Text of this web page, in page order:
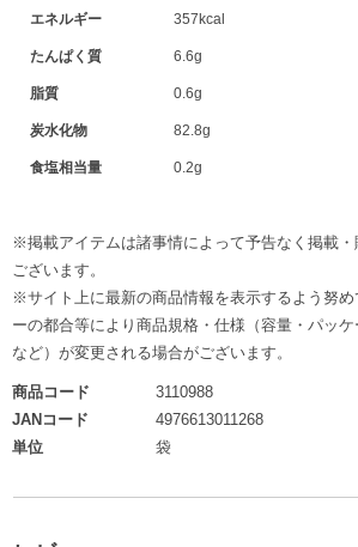
商品コード
3110988
JANコード
4976613011268
単位
袋
エネルギー 357kcal
たんぱく質 6.6g
脂質 0.6g
炭水化物 82.8g
食塩相当量 0.2g
※掲載アイテムは諸事情によって予告なく掲載
ございます。
※サイト上に最新の商品情報を表示するよう努め
ーの都合等により商品規格・仕様（容量・パッ
など）が変更される場合がございます。